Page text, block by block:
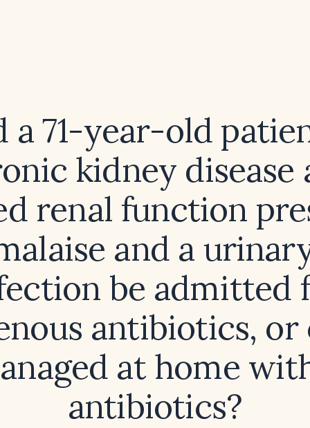
a 71-year-old
kidney disease
renal function
and a
be admitted
antibiotics, or
at home
antibiotics?